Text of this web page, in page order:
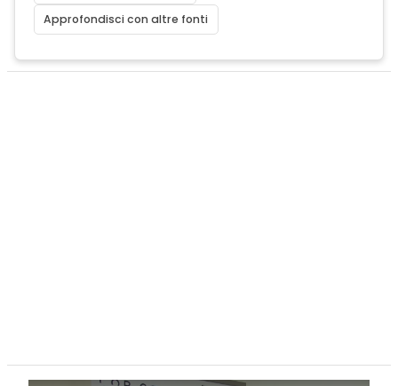
Approfondisci con altre fonti